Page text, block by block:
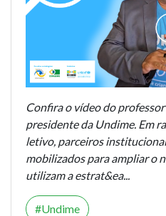
Confira o vídeo do
presidente da Undime. Em
letivo, parceiros
mobilizados para ampliar o
utilizam a estrat&ea...
Undime